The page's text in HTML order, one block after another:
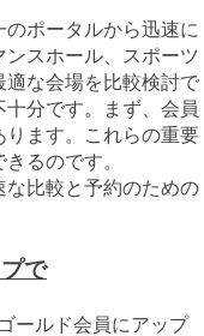
ポータルから迅速に
スホール、スポーツ
適な会場を比較検討で
分です。まず、会員
ます。これらの重要
るのです。
比較と予約のための
で
ールド会員にアップ